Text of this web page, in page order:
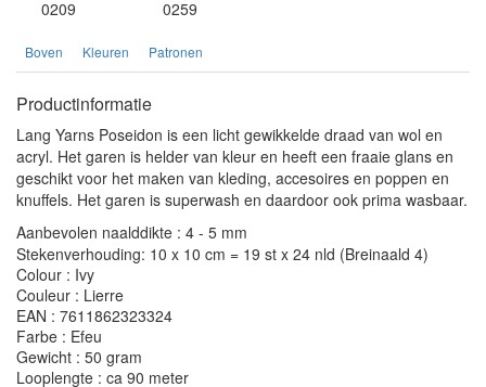
0209 0259
Boven Kleuren Patronen
Productinformatie
Lang Yarns Poseidon is een licht gewikkelde draad van wol en
acryl. Het garen is helder van kleur en heeft een fraaie glans en
geschikt voor het maken van kleding, accesoires en poppen en
knuffels. Het garen is superwash en daardoor ook prima wasbaar.
Aanbevolen naalddikte : 4 - 5 mm
Stekenverhouding: 10 x 10 cm = 19 st x 24 nld (Breinaald 4)
Colour : Ivy
Couleur : Lierre
EAN : 7611862323324
Farbe : Efeu
Gewicht : 50 gram
Looplengte : ca 90 meter